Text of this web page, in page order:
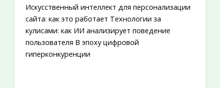
Искусственный интеллект для персонализации
сайта: как это работает Технологии за
кулисами: как ИИ анализирует поведение
пользователя В эпоху цифровой
гиперконкуренции